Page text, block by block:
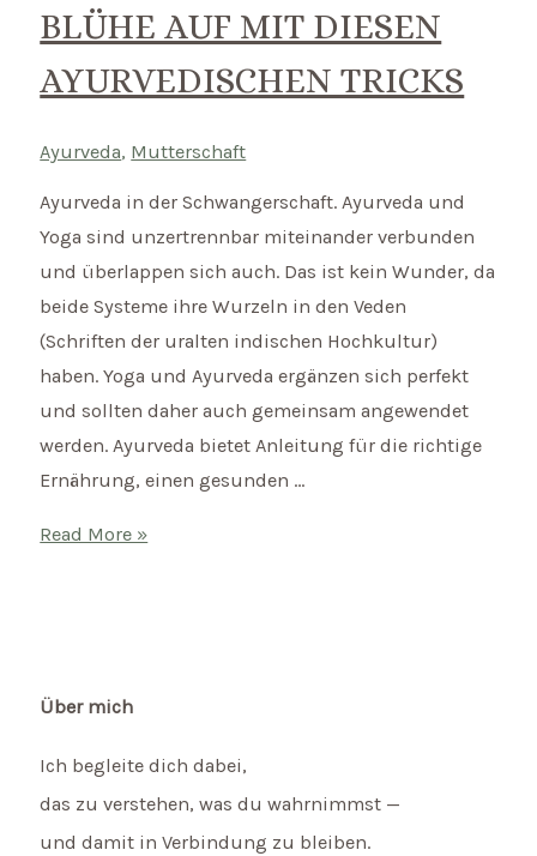
BLÜHE AUF MIT DIESEN
AYURVEDISCHEN TRICKS
Ayurveda, Mutterschaft
Ayurveda in der Schwangerschaft. Ayurveda und
Yoga sind unzertrennbar miteinander verbunden
und überlappen sich auch. Das ist kein Wunder, da
beide Systeme ihre Wurzeln in den Veden
(Schriften der uralten indischen Hochkultur)
haben. Yoga und Ayurveda ergänzen sich perfekt
und sollten daher auch gemeinsam angewendet
werden. Ayurveda bietet Anleitung für die richtige
Ernährung, einen gesunden …
Ayurveda
blühe
mit
diesen
ayurvedischen
Read More »
Über mich
Ich begleite dich dabei,
das zu verstehen, was du wahrnimmst —
und damit in Verbindung zu bleiben.